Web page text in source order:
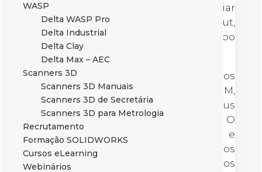
custar. O DriveWorks permite criar
configuradores interativos de Layout,
de produto ou simplesmente do tipo
ShoppingCart.
O DriveWorks integra com outros
produtos SOLIDWORKS como o PDM,
MBD ou CAM e também com os seus
sistemas de ERP, CRM ou MRP. O
DriveWorks consegue ainda ler e
escrever para bases de dados, ficheiros
estáticos, serviços web e mesmos
WASP
Delta WASP Pro
Delta Industrial
Delta Clay
Delta Max – AEC
Scanners 3D
Scanners 3D Manuais
Scanners 3D de Secretária
Scanners 3D para Metrologia
Recrutamento
Formação SOLIDWORKS
Cursos eLearning
Webinários